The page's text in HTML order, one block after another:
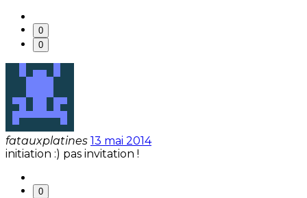
0
0
fatauxplatines 13 mai 2014
initiation :) pas invitation !
0